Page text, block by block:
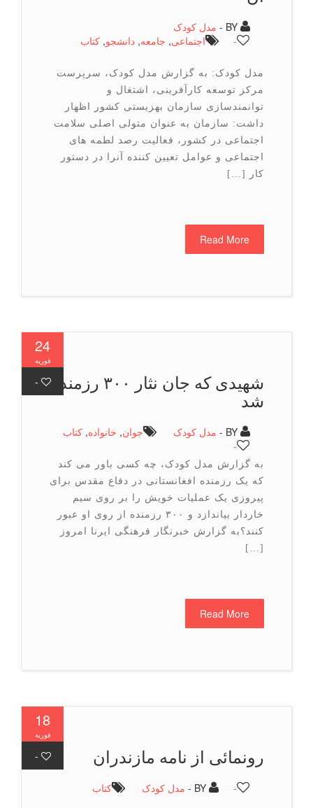
مدل کودک
اجتماعی,جامعه ,دانشجو, كتاب
مدل کودک: به گزارش مدل کودک، سرپرست
مرکز توسعه کارآفرینی، اشتغال و
توانمندسازی سازمان بهزیستی کشور اظهار
داشت: سازمان به عنوان متولی اصلی سلامت
اجتماعی در کشور، فعالیت رصد لطمه های
اجتماعی و عوامل تعیین کننده آنرا در دستور
کار […]
Read More
-
شهیدی که جان نثار ۳۰۰ رزمنده
مدل کودک جوان ,خانواده, كتاب
به گزارش مدل کودک، چه کسی باور می کند
که یک رزمنده افغانستانی در دفاع مقدس برای
پیروزی یک عملیات خویش را بر روی سیم
خاردار بیاندازد و ۳۰۰ رزمنده از روی او عبور
کنند؟به گزارش خبرنگار فرهنگی ایرنا امروز
Read More
رونمائی از نامه مازندران
BY - مدل کودک كتاب